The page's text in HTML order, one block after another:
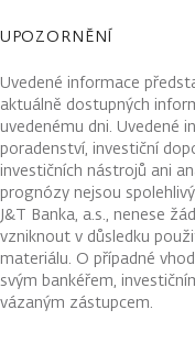
UPOZORNĚNÍ
Uvedené informace
aktuálně dostupných
uvedenému dni. Uvedené
poradenství, investiční
investičních nástrojů ani
prognózy nejsou
J&T Banka, a.s., nenese
vzniknout v důsledku
materiálu. O případné
svým bankéřem,
vázaným zástupcem.